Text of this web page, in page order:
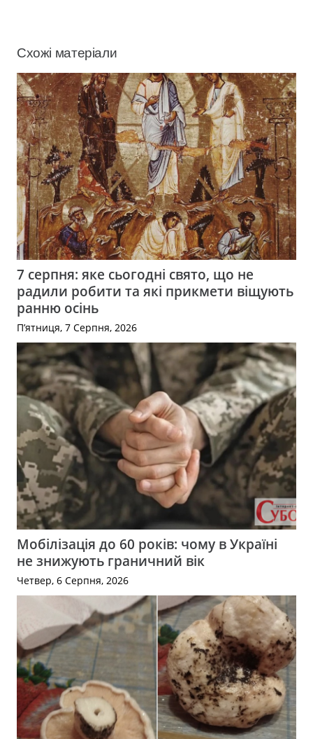
Схожі матеріали
7 серпня: яке сьогодні свято, що не
радили робити та які прикмети віщують
ранню осінь
П’ятниця, 7 Серпня, 2026
Мобілізація до 60 років: чому в Україні
не знижують граничний вік
Четвер, 6 Серпня, 2026